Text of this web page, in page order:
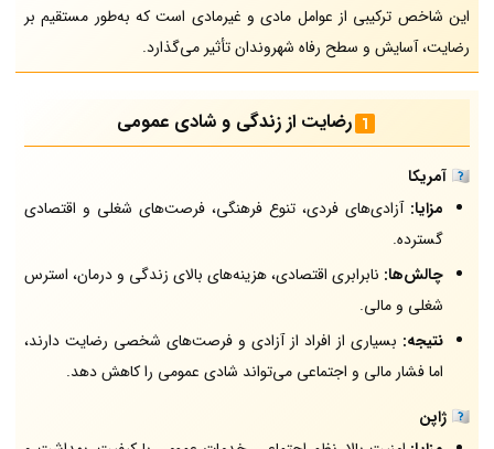
این شاخص ترکیبی از عوامل مادی و غیرمادی است که به‌طور مستقیم بر
رضایت، آسایش و سطح رفاه شهروندان تأثیر می‌گذارد.
رضایت از زندگی و شادی عمومی
🇺🇸 آمریکا
مزایا: آزادی‌های فردی، تنوع فرهنگی، فرصت‌های شغلی و اقتصادی
گسترده.
چالش‌ها: نابرابری اقتصادی، هزینه‌های بالای زندگی و درمان، استرس
شغلی و مالی.
نتیجه: بسیاری از افراد از آزادی و فرصت‌های شخصی رضایت دارند،
اما فشار مالی و اجتماعی می‌تواند شادی عمومی را کاهش دهد.
🇯🇵 ژاپن